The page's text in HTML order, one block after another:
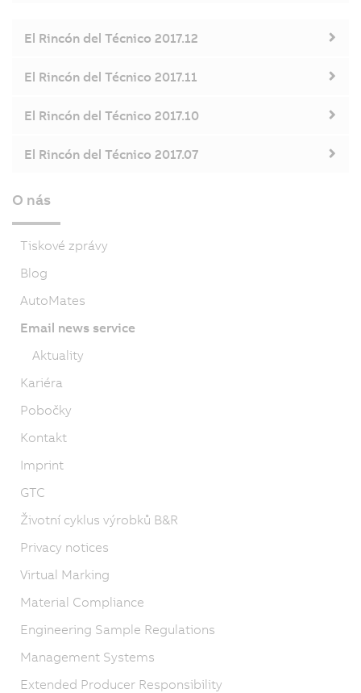
El Rincón del Técnico 2017.12
El Rincón del Técnico 2017.11
El Rincón del Técnico 2017.10
El Rincón del Técnico 2017.07
O nás
Tiskové zprávy
Blog
AutoMates
Email news service
Aktuality
Kariéra
Pobočky
Kontakt
Imprint
GTC
Životní cyklus výrobků B&R
Privacy notices
Virtual Marking
Material Compliance
Engineering Sample Regulations
Management Systems
Extended Producer Responsibility